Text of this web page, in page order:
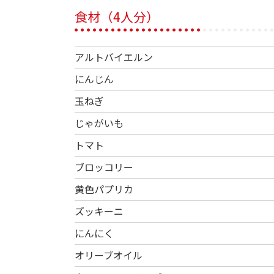
食材（4人分）
アルトバイエルン
にんじん
玉ねぎ
じゃがいも
トマト
ブロッコリー
黄色パプリカ
ズッキーニ
にんにく
オリーブオイル